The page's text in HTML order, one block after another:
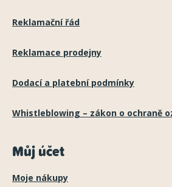
Reklamační řád
Reklamace prodejny
Dodací a platební podmínky
Whistleblowing – zákon o ochraně
Můj účet
Moje nákupy